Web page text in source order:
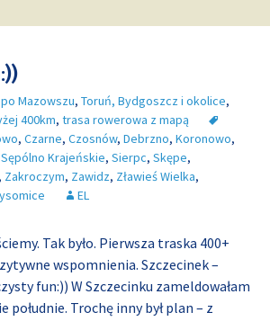
po Mazowszu, Toruń, Bydgoszcz i okolice,
400km, trasa rowerowa z mapą
, Czarne, Czosnów, Debrzno, Koronowo,
Sępólno Krajeńskie, Sierpc, Skępe,
, Zakroczym, Zawidz, Zławieś Wielka,
EL
Tak było. Pierwsza traska 400+
wspomnienia. Szczecinek –
fun:)) W Szczecinku zameldowałam
południe. Trochę inny był plan – z